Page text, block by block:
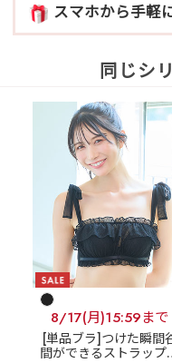
スマホから手軽
同じシ
8/17(月)15:59まで
[単品ブラ]つけた瞬間
間ができるストラップ